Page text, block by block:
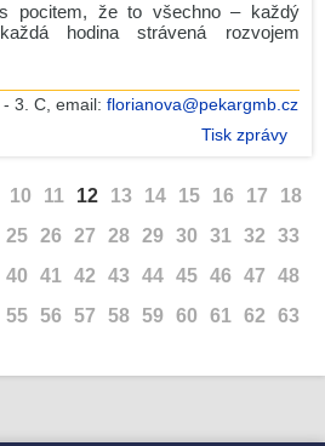
pocitem, že to všechno – každý
hodina strávená rozvojem
- 3. C, email: florianova@pekargmb.cz
Tisk zprávy
10 11 12 13 14 15 16 17
18
25 26 27 28 29 30 31 32
33
40 41 42 43 44 45 46 47
48
55 56 57 58 59 60 61 62
63